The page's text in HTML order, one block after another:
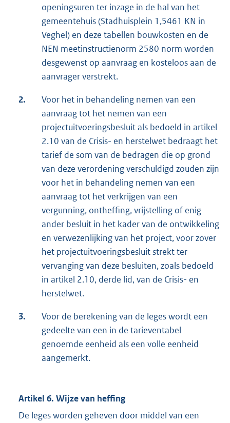
openingsuren ter inzage in de hal van het
gemeentehuis (Stadhuisplein 1,5461 KN in
Veghel) en deze tabellen bouwkosten en de
NEN meetinstructienorm 2580 norm worden
desgewenst op aanvraag en kosteloos aan de
aanvrager verstrekt.
2.
Voor het in behandeling nemen van een
aanvraag tot het nemen van een
projectuitvoeringsbesluit als bedoeld in artikel
2.10 van de Crisis- en herstelwet bedraagt het
tarief de som van de bedragen die op grond
van deze verordening verschuldigd zouden zijn
voor het in behandeling nemen van een
aanvraag tot het verkrijgen van een
vergunning, ontheffing, vrijstelling of enig
ander besluit in het kader van de ontwikkeling
en verwezenlijking van het project, voor zover
het projectuitvoeringsbesluit strekt ter
vervanging van deze besluiten, zoals bedoeld
in artikel 2.10, derde lid, van de Crisis- en
herstelwet.
3.
Voor de berekening van de leges wordt een
gedeelte van een in de tarieventabel
genoemde eenheid als een volle eenheid
aangemerkt.
Artikel 6. Wijze van heffing
De leges worden geheven door middel van een